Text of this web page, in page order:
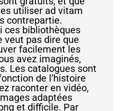
utiliser ad vitam
contrepartie.
ces bibliothèques
veut pas dire que
facilement les
avez imaginés,
Les catalogues sont
de l’histoire
raconter en vidéo,
adaptées
et difficile. Par